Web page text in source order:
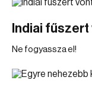
Indiai
Ne fogyassza el!